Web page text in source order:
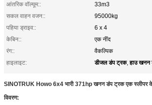
आंतरिक वॉल्यूम::
33m3
सकल वाहन वजन::
95000kg
पहिया ड्राइव::
6 x 4
केबिन::
एक नींद
रंग::
वैकल्पिक
हाइलाइट:
डीजल डंप ट्रक,हाउ
SINOTRUK Howo 6x4 भारी 371hp खनन डंप ट्रक एक स्लीपर
विवरण: